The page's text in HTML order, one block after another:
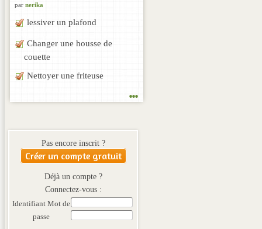
par nerika
lessiver un plafond
Changer une housse de
couette
Nettoyer une friteuse
...
Pas encore inscrit ?
Créer un compte gratuit
Déjà un compte ?
Connectez-vous :
Identifiant Mot de
passe